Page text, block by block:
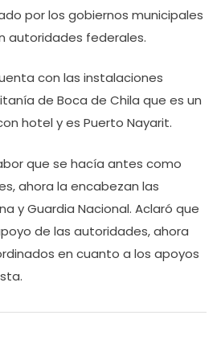
por los gobiernos municipales
autoridades federales.
con las instalaciones
de Boca de Chila que es un
hotel y es Puerto Nayarit.
que se hacía antes como
ahora la encabezan las
y Guardia Nacional. Aclaró que
de las autoridades, ahora
en cuanto a los apoyos